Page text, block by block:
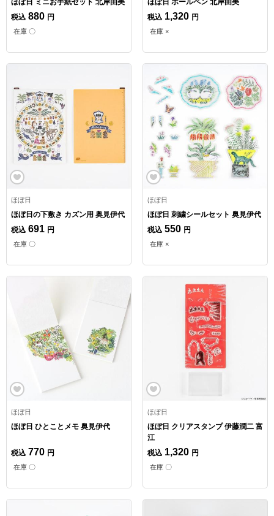
ほぼ日 ミニお手紙セット 北岸由美
税込 880 円
在庫 〇
ほぼ日 ボールペン 北岸由美
税込 1,320 円
在庫 ×
ほぼ日
ほぼ日の下敷き カズン用 奥見伊代
税込 691 円
在庫 〇
ほぼ日
ほぼ日 刺繍シールセット 奥見伊代
税込 550 円
在庫 ×
ほぼ日
ほぼ日 ひとことメモ 奥見伊代
税込 770 円
在庫 〇
ほぼ日
ほぼ日 クリアスタンプ 伊藤潤二 富
江
税込 1,320 円
在庫 〇